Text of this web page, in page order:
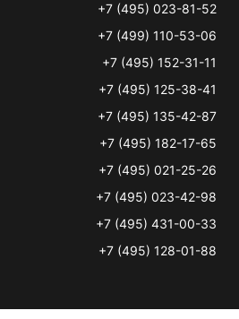
+7 (495) 023-81-52
+7 (499) 110-53-06
+7 (495) 152-31-11
+7 (495) 125-38-41
+7 (495) 135-42-87
+7 (495) 182-17-65
+7 (495) 021-25-26
+7 (495) 023-42-98
+7 (495) 431-00-33
+7 (495) 128-01-88